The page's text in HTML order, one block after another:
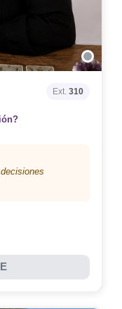
Ext. 310